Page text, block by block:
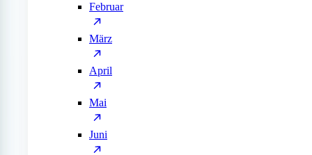
Februar
März
April
Mai
Juni